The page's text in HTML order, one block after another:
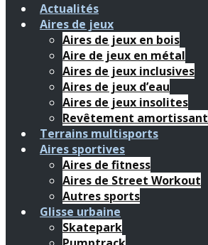
Actualités
Aires de jeux
Aires de jeux en bois
Aire de jeux en métal
Aires de jeux inclusives
Aires de jeux d’eau
Aires de jeux insolites
Revêtement amortissant
Terrains multisports
Aires sportives
Aires de fitness
Aires de Street Workout
Autres sports
Glisse urbaine
Skatepark